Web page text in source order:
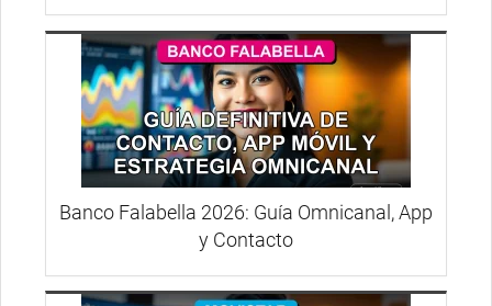
Banco Falabella 2026: Guía Omnicanal, App
y Contacto